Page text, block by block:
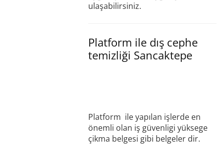
ulaşabilirsiniz.
Platform ile dış cephe
temizliği Sancaktepe
Platform ile yapılan işlerde en
önemli olan iş güvenligi yüksege
çikma belgesi gibi belgeler dir.